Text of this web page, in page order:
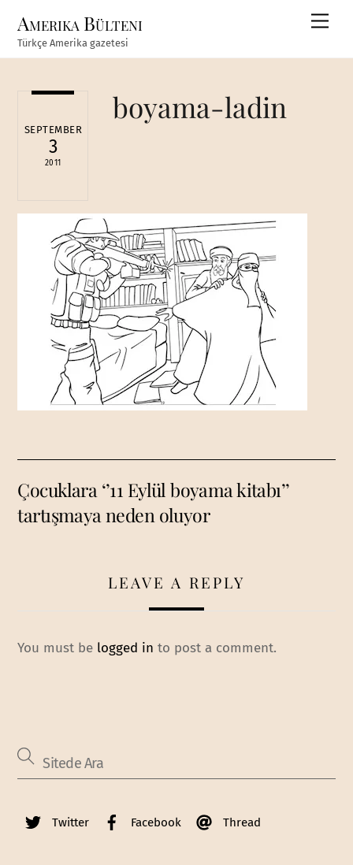
content
Amerika Bülteni
Türkçe Amerika gazetesi
SEPTEMBER
3
2011
boyama-ladin
Çocuklara ‘’11 Eylül boyama kitabı’’
tartışmaya neden oluyor
LEAVE A REPLY
You must be logged in to post a comment.
Twitter Facebook Thread